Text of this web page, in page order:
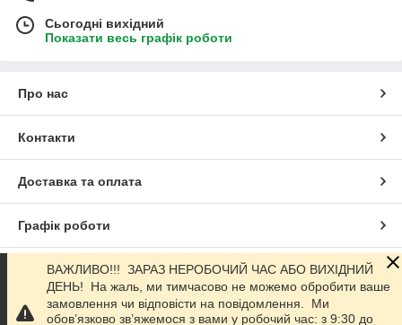
Сьогодні вихідний
Показати весь графік роботи
Про нас
Контакти
Доставка та оплата
Графік роботи
Повна версія сайту
Сайт створено на маркетплейсі Prom.ua
ВАЖЛИВО!!! ЗАРАЗ НЕРОБОЧИЙ ЧАС АБО ВИХІДНИЙ
ДЕНЬ! На жаль, ми тимчасово не можемо обробити ваше
замовлення чи відповісти на повідомлення. Ми
обов’язково зв’яжемося з вами у робочий час: з 9:30 до